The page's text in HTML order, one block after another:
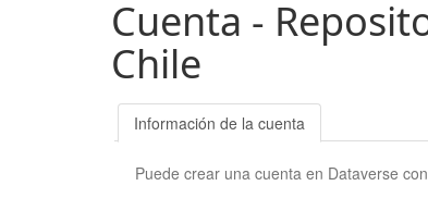
Cuenta -
Chile
Información de la cuenta
Puede crear una cuenta en Dataverse